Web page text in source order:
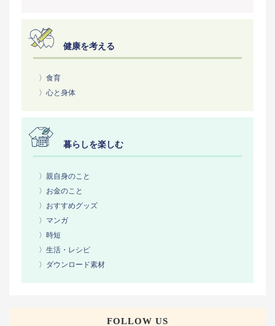
健康を考える
〉食育
〉心と身体
暮らしを楽しむ
〉親自身のこと
〉お金のこと
〉おすすめグッズ
〉マンガ
〉時短
〉生活・レシピ
〉ダウンロード素材
FOLLOW US